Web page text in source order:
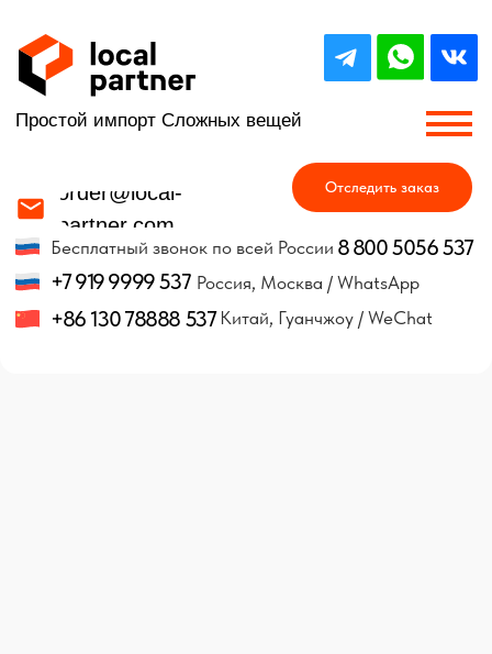
+86 130 78888 537
+7 919 9999 537
8 800 5056 537
Китай, Гуанчжоу / WeChat
Россия, Москва / WhatsApp
Простой импорт Сложных вещей
Отследить заказ